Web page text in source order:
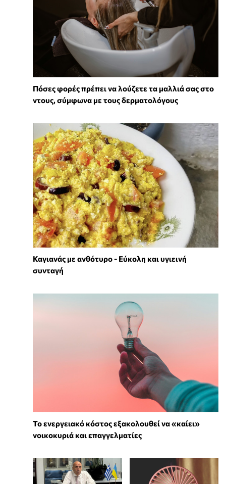
Πόσες φορές πρέπει να λούζετε τα μαλλιά σας στο
ντους, σύμφωνα με τους δερματολόγους
Καγιανάς με ανθότυρο - Εύκολη και υγιεινή
συνταγή
Το ενεργειακό κόστος εξακολουθεί να «καίει»
νοικοκυριά και επαγγελματίες